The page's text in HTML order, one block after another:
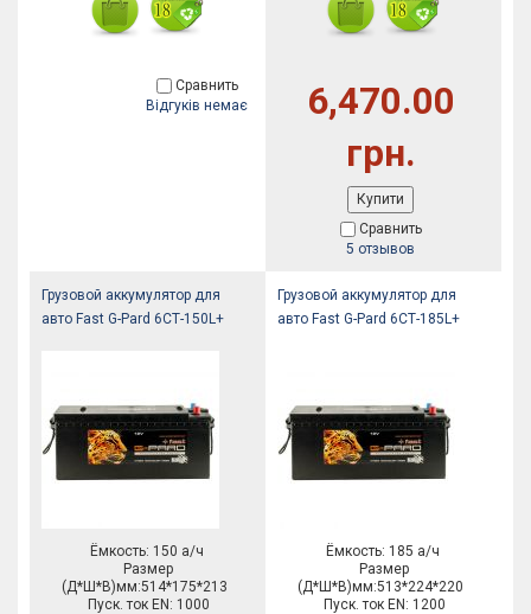
Сравнить
Відгуків немає
6,470.00
грн.
Купити
Сравнить
5 отзывов
Грузовой аккумулятор для
авто Fast G-Pard 6СТ-150L+
Ёмкость: 150 а/ч
Размер
(Д*Ш*В)мм:514*175*213
Пуск. ток EN: 1000
Грузовой аккумулятор для
авто Fast G-Pard 6СТ-185L+
Ёмкость: 185 а/ч
Размер
(Д*Ш*В)мм:513*224*220
Пуск. ток EN: 1200